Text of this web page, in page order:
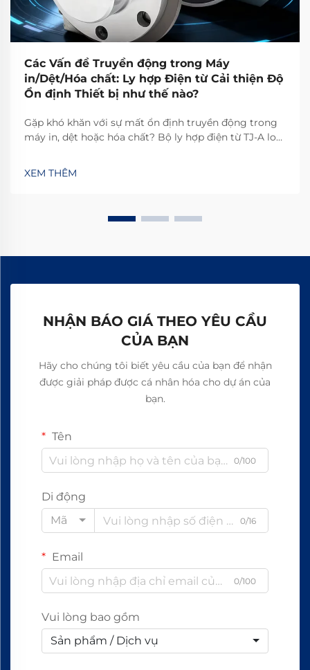
Các Vấn đề Truyền động trong Máy
in/Dệt/Hóa chất: Ly hợp Điện từ Cải thiện Độ
Ổn định Thiết bị như thế nào?
Gặp khó khăn với sự mất ổn định truyền động trong
máy in, dệt hoặc hóa chất? Bộ ly hợp điện từ TJ-A loại
bảo an toàn không chứa amiăng. Khám phá cách các
nhà sản xuất hàng đầu thế giới đạt độ tin cậy 99,8%—
XEM THÊM
NHẬN BÁO GIÁ THEO YÊU CẦU
CỦA BẠN
Hãy cho chúng tôi biết yêu cầu của bạn để nhận
được giải pháp được cá nhân hóa cho dự án của
bạn.
Tên
0/100
Di động
Mã
0/16
Email
0/100
Vui lòng bao gồm
Sản phẩm / Dịch vụ